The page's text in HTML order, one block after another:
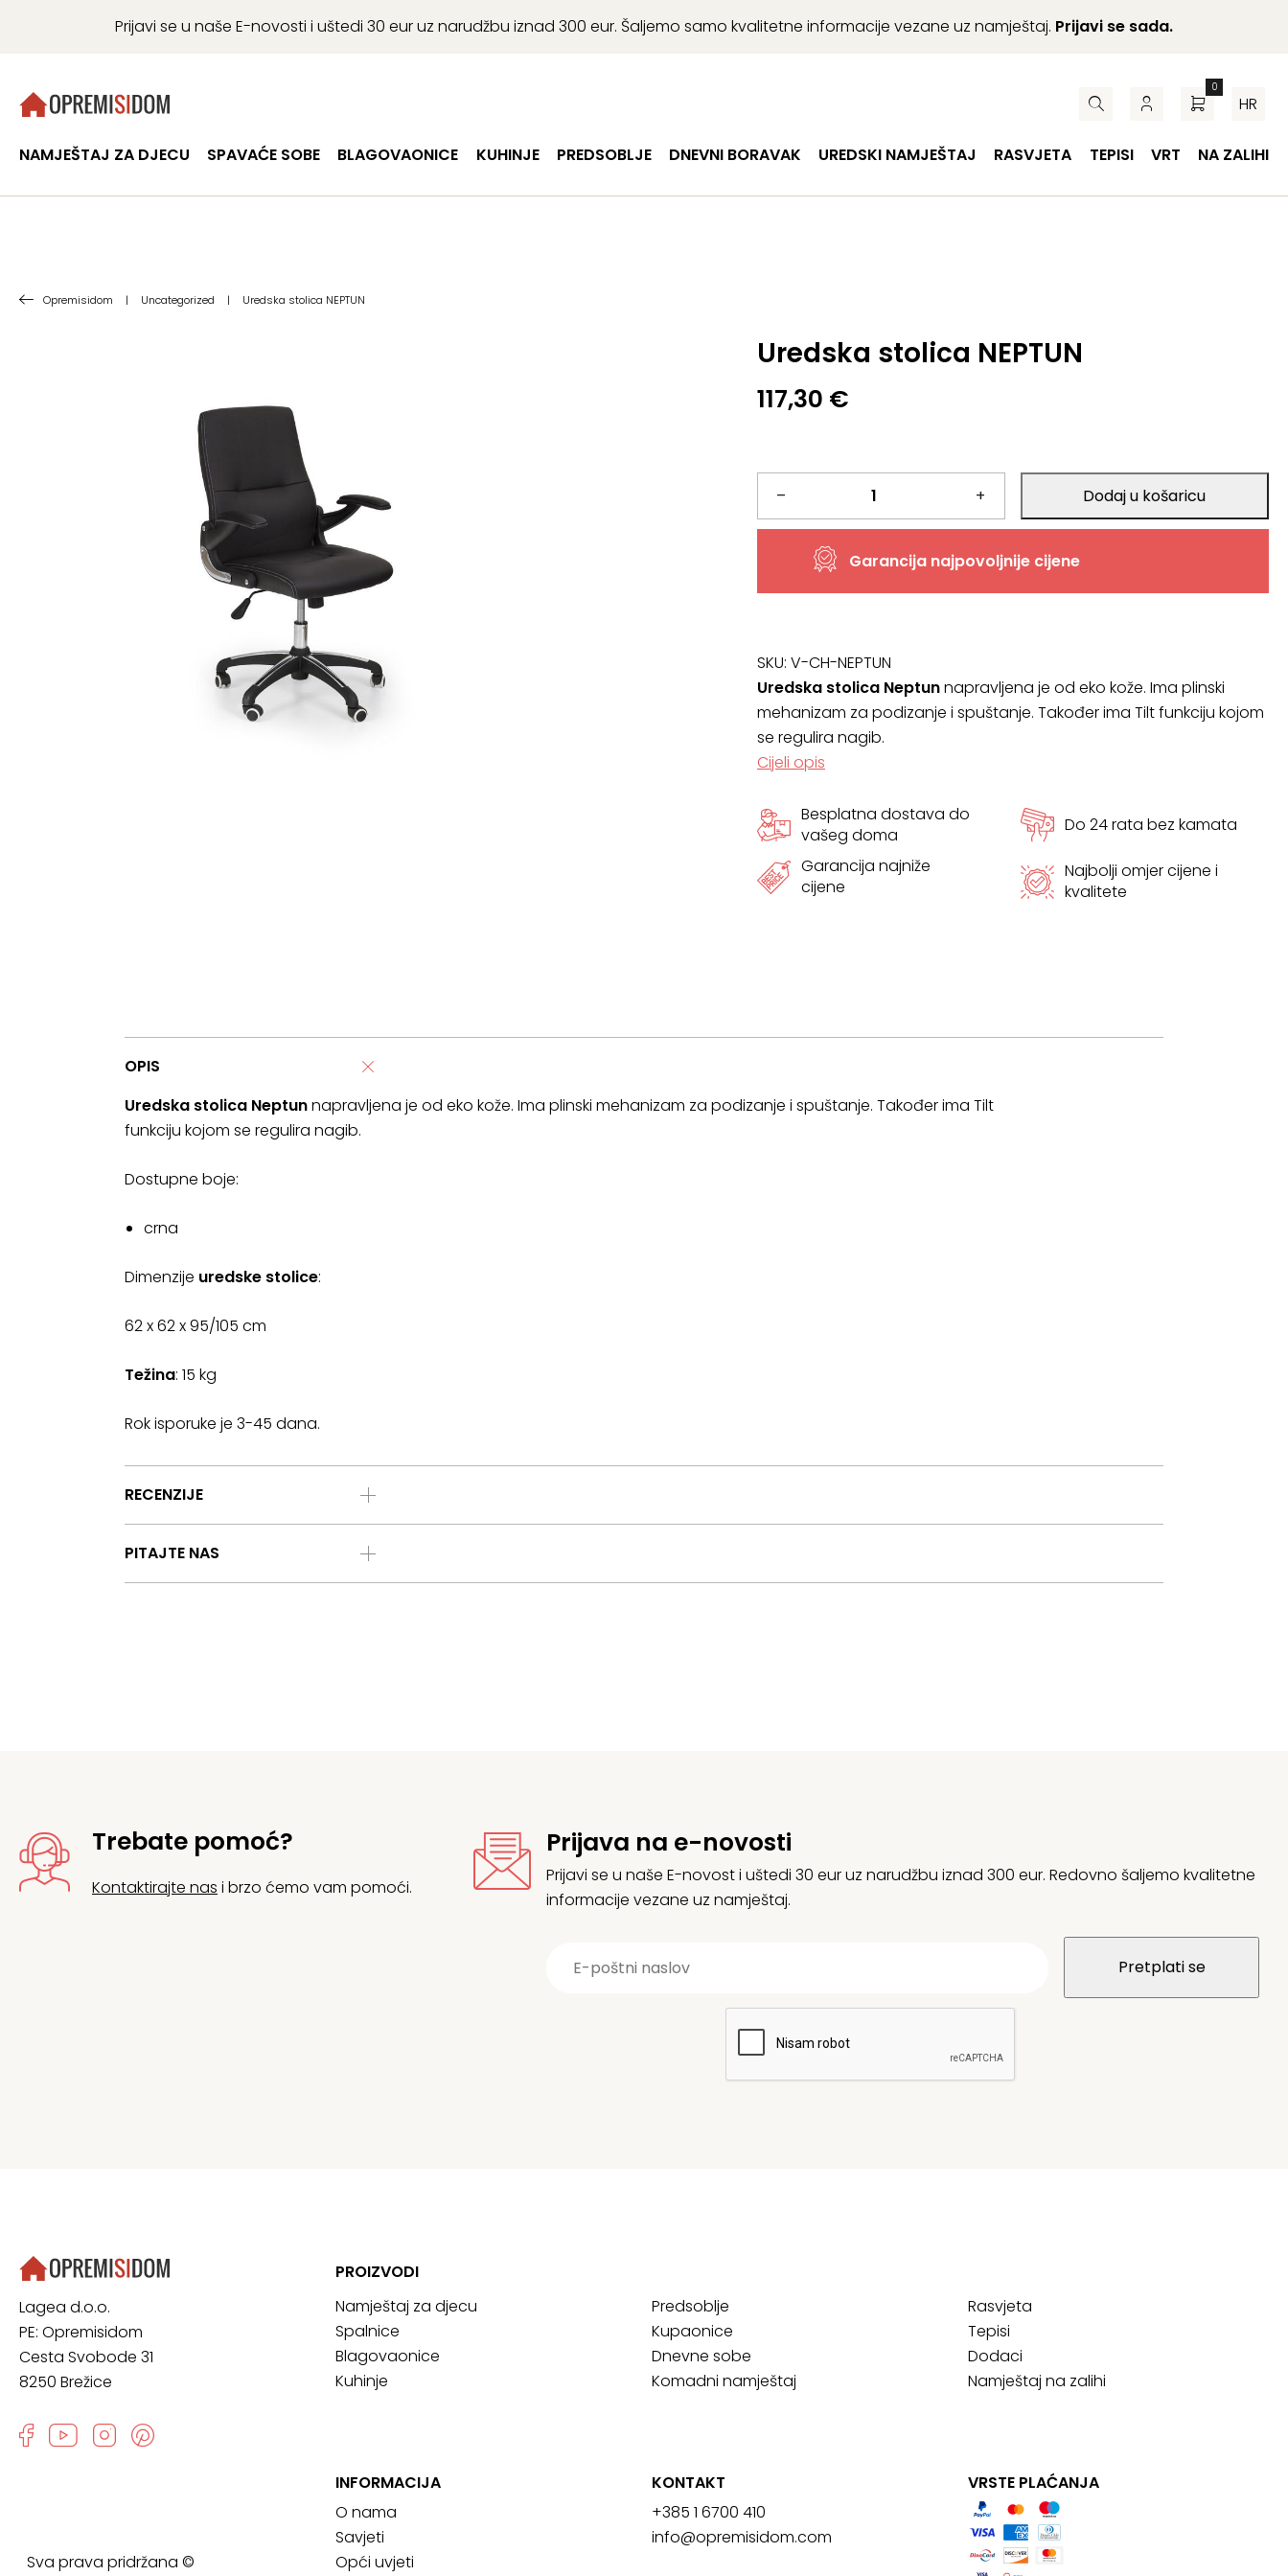
Prijavi se u naše E-novosti i uštedi 30 eur uz narudžbu iznad 300 eur. Šaljemo samo kvalitetne informacije vezane uz namještaj. Prijavi se sada.
0
HR
NAMJEŠTAJ ZA DJECU SPAVAĆE SOBE BLAGOVAONICE KUHINJE PREDSOBLJE DNEVNI BORAVAK UREDSKI NAMJEŠTAJ RASVJETA TEPISI VRT NA ZALIHI
Opremisidom | Uncategorized | Uredska stolica NEPTUN
Uredska stolica NEPTUN
117,30 €
–
Uredska
stolica
+ Dodaj u košaricu
Garancija najpovoljnije cijene
SKU: V-CH-NEPTUN
Uredska stolica Neptunnapravljena je od eko kože. Ima plinski
mehanizam za podizanje i spuštanje. Također ima Tilt funkciju kojom
se regulira nagib.
Cijeli opis
Besplatna dostava do
vašeg doma
Do 24 rata bez kamata
Garancija najniže
cijene
Najbolji omjer cijene i
kvalitete
OPIS
Uredska stolica Neptunnapravljena je od eko kože. Ima plinski mehanizam za podizanje i spuštanje. Također ima Tilt
funkciju kojom se regulira nagib.
Dostupne boje:
crna
Dimenzije uredske stolice:
62 x 62 x 95/105 cm
Težina: 15 kg
Rok isporuke je 3-45 dana.
RECENZIJE
PITAJTE NAS
Trebate pomoć?
Kontaktirajte nas i brzo ćemo vam pomoći.
Prijava na e-novosti
Prijavi se u naše E-novost i uštedi 30 eur uz narudžbu iznad 300 eur. Redovno šaljemo kvalitetne
informacije vezane uz namještaj.
Lagea d.o.o.
PE: Opremisidom
Cesta Svobode 31
8250 Brežice
Sva prava pridržana ©
PROIZVODI
Namještaj za djecu
Spalnice
Blagovaonice
Kuhinje
Predsoblje
Kupaonice
Dnevne sobe
Komadni namještaj
Rasvjeta
Tepisi
Dodaci
Namještaj na zalihi
INFORMACIJA
O nama
Savjeti
Opći uvjeti
KONTAKT
+385 1 6700 410
info@opremisidom.com
VRSTE PLAĆANJA